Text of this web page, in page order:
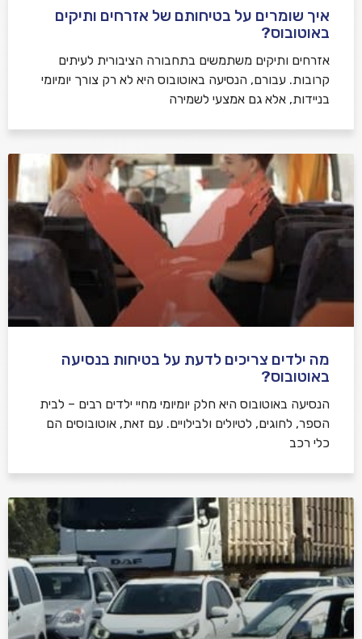
איך שומרים על בטיחותם של אזרחים ותיקים
באוטובוס?
אזרחים ותיקים משתמשים בתחבורה הציבורית לעיתים
קרובות. עבורם, הנסיעה באוטובוס היא לא רק צורך יומיומי
בניידות, אלא גם אמצעי לשמירה
מה ילדים צריכים לדעת על בטיחות בנסיעה
באוטובוס?
הנסיעה באוטובוס היא חלק יומיומי מחיי ילדים רבים – לבית
הספר, לחוגים, לטיולים ולבילויים. עם זאת, אוטובוסים הם
כלי רכב